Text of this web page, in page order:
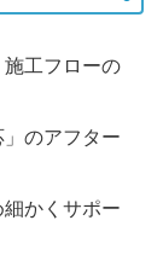
工フローの
のアフター
かくサポー